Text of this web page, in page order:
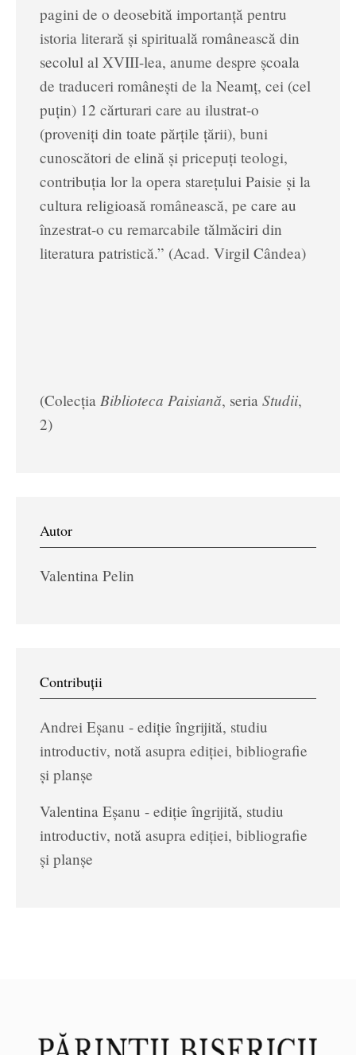
pagini de o deosebită importanță pentru
istoria literară și spirituală românească din
secolul al XVIII-lea, anume despre școala
de traduceri românești de la Neamț, cei (cel
puțin) 12 cărturari care au ilustrat-o
(proveniți din toate părțile țării), buni
cunoscători de elină și pricepuți teologi,
contribuția lor la opera starețului Paisie și la
cultura religioasă românească, pe care au
înzestrat-o cu remarcabile tălmăciri din
literatura patristică.” (Acad. Virgil Cândea)
(Colecția Biblioteca Paisiană, seria Studii,
2)
Autor
Valentina Pelin
Contribuții
Andrei Eșanu - ediție îngrijită, studiu
introductiv, notă asupra ediției, bibliografie
și planșe
Valentina Eșanu - ediție îngrijită, studiu
introductiv, notă asupra ediției, bibliografie
și planșe